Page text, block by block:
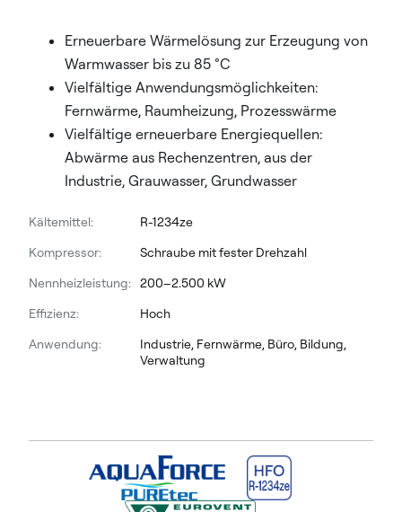
Erneuerbare Wärmelösung zur Erzeugung von
Warmwasser bis zu 85 °C
Vielfältige Anwendungsmöglichkeiten:
Fernwärme, Raumheizung, Prozesswärme
Vielfältige erneuerbare Energiequellen:
Abwärme aus Rechenzentren, aus der
Industrie, Grauwasser, Grundwasser
Kältemittel:
R-1234ze
Kompressor:
Schraube mit fester Drehzahl
Nennheizleistung:
200–2.500 kW
Effizienz:
Hoch
Anwendung:
Industrie, Fernwärme, Büro, Bildung,
Verwaltung